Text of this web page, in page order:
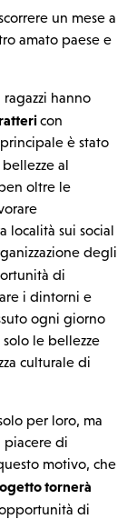
un mese a
amato paese e
hanno
con
è stato
al
oltre le
località sui social
degli
di
i dintorni e
ogni giorno
le bellezze
culturale di
per loro, ma
piacere di
motivo, che
tornerà
di